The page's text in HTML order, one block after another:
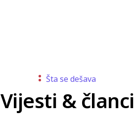
Šta se dešava
Vijesti & članci